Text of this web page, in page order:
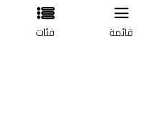
قائمة فئات اتصل بنا